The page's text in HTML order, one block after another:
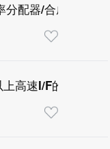
配器/合成器在高
高速I/F的ESD保